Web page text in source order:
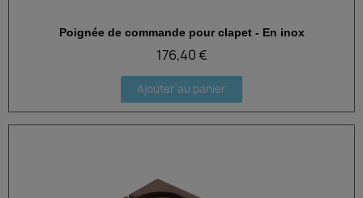
Aperçu rapide
Poignée de commande pour clapet - En inox
176,40 €
Ajouter au panier